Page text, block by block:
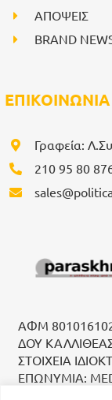
ΑΠΟΨΕΙΣ
BRAND
ΕΠΙΚΟΙΝΩΝΙΑ
Γραφεία:
210 95 80
ΑΦΜ
ΔΟΥ
ΣΤΟΙΧΕΙΑ
ΕΠΩΝΥΜΙΑ: